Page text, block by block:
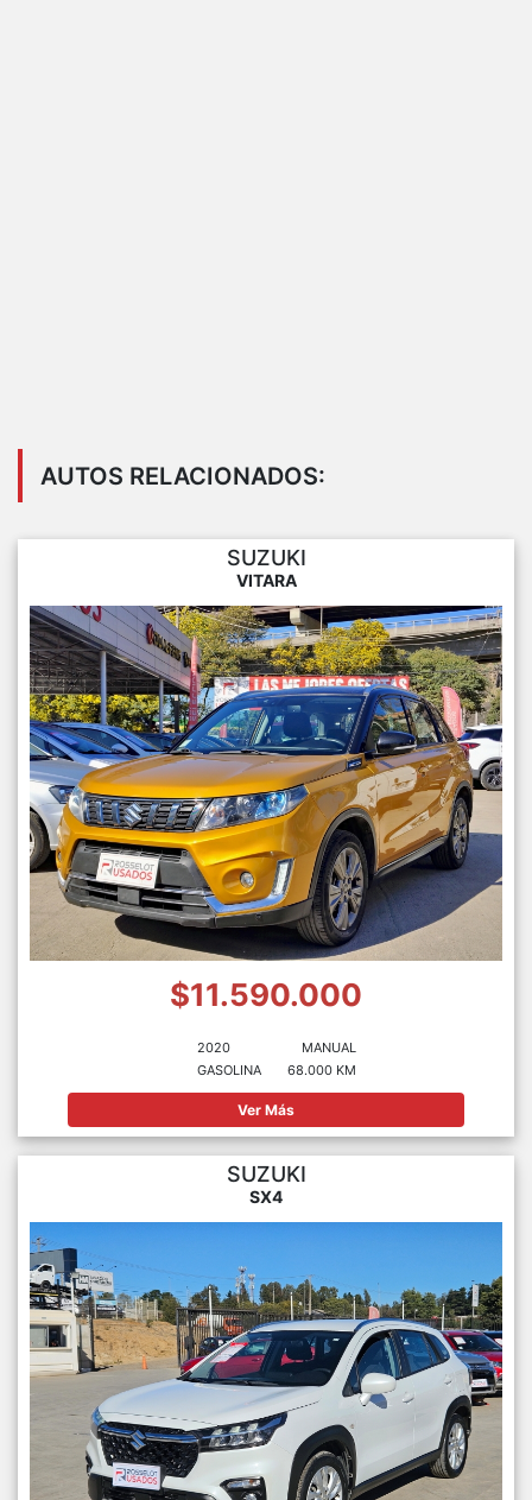
AUTOS RELACIONADOS:
SUZUKI
VITARA
$11.590.000
2020
GASOLINA
MANUAL
68.000 KM
Ver Más
SUZUKI
SX4